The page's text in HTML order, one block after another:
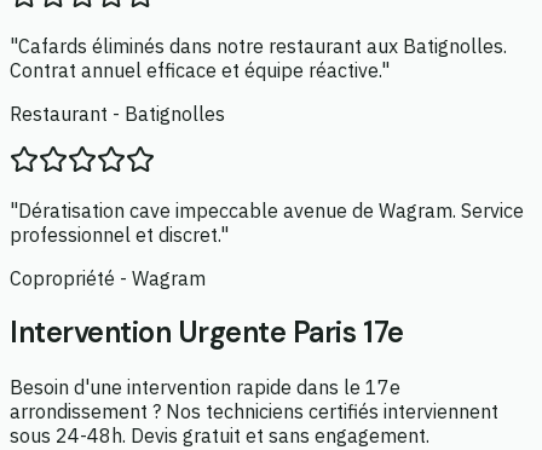
"Cafards éliminés dans notre restaurant aux Batignolles.
Contrat annuel efficace et équipe réactive."
Restaurant - Batignolles
"Dératisation cave impeccable avenue de Wagram. Service
professionnel et discret."
Copropriété - Wagram
Intervention Urgente Paris 17e
Besoin d'une intervention rapide dans le 17e
arrondissement ? Nos techniciens certifiés interviennent
sous 24-48h. Devis gratuit et sans engagement.